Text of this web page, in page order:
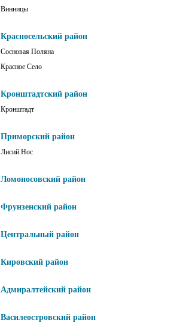
Винницы
Красносельский район
Сосновая Поляна
Красное Село
Кронштадтский район
Кронштадт
Приморский район
Лисий Нос
Ломоносовский район
Фрунзенский район
Центральный район
Кировский район
Адмиралтейский район
Василеостровский район